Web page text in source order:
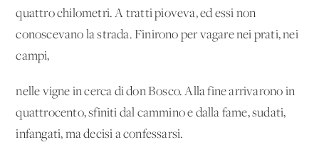
quattro chilometri. A tratti pioveva, ed essi non
conoscevano la strada. Finirono per vagare nei prati, nei
campi,
nelle vigne in cerca di don Bosco. Alla fine arrivarono in
quattrocento, sfiniti dal cammino e dalla fame, sudati,
infangati, ma decisi a confessarsi.